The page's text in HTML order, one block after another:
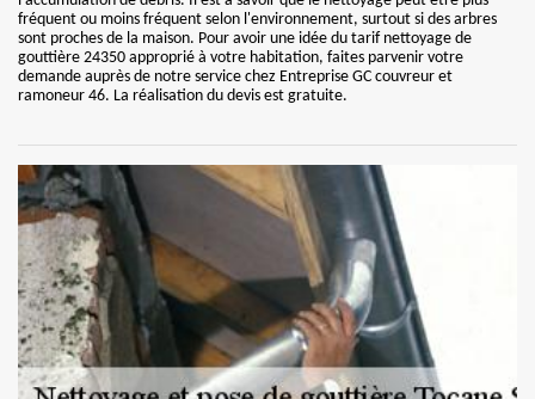
fréquent ou moins fréquent selon l'environnement, surtout si des arbres
sont proches de la maison. Pour avoir une idée du tarif nettoyage de
gouttière 24350 approprié à votre habitation, faites parvenir votre
demande auprès de notre service chez Entreprise GC couvreur et
ramoneur 46. La réalisation du devis est gratuite.